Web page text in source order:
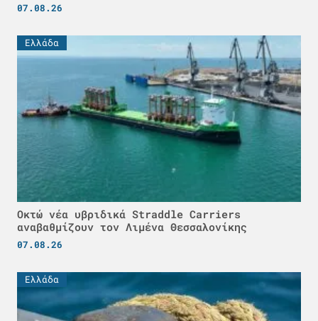
07.08.26
Ελλάδα
Οκτώ νέα υβριδικά Straddle Carriers
αναβαθμίζουν τον Λιμένα Θεσσαλονίκης
07.08.26
Ελλάδα